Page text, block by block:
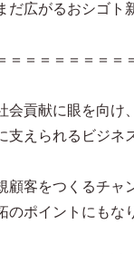
広がるおシゴト
＝＝＝＝＝＝＝＝
会貢献に眼を向け、
支えられるビジネ
顧客をつくるチャ
のポイントにもな